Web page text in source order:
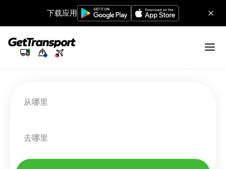
下载应用
从哪里
去哪里